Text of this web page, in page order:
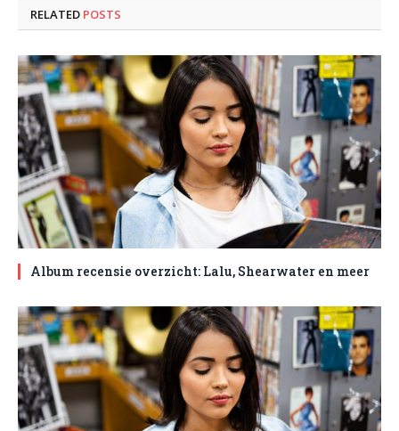
RELATED POSTS
Album recensie overzicht: Lalu, Shearwater en meer